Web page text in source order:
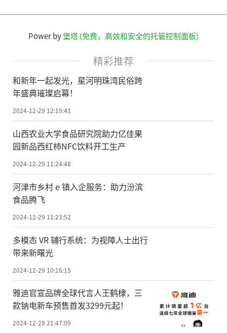
Power by堡塔 (免费，高效和安全的托管控制面板)
精彩推荐
和新年一起发光，星河明珠湾民俗跨
年盛典璀璨启幕！
2024-12-29 12:19:41
山西农业大学食品研究院助力亿佳果
园新品西红柿NFC饮料开工生产
2024-12-29 11:24:48
河津市乡村 e 镇入企服务：助力汾滨
食品腾飞
2024-12-29 11:23:52
多模态 VR 辅行系统：为视障人士出行
带来新曙光
2024-12-29 10:16:15
雅迪官宣品牌全球代言人王鹤棣，三
款钠电新车预售首发3299元起！
2024-12-28 21:47:09